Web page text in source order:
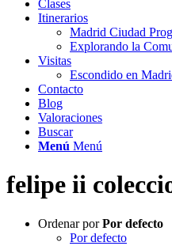
Clases
Itinerarios
Madrid Ciudad
Explorando la
Visitas
Escondido en
Contacto
Blog
Valoraciones
Buscar
Menú Menú
felipe ii
Ordenar porPor defecto
Por defecto